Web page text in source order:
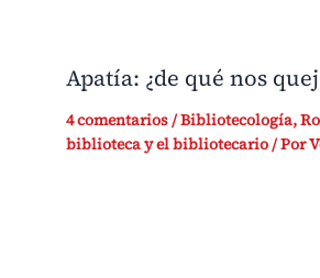
Apatía: ¿de qué nos
4 comentarios/Bibliotecología,
biblioteca y el bibliotecario/ Por